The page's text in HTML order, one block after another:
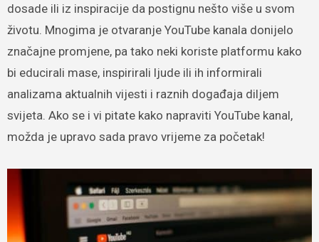
dosade ili iz inspiracije da postignu nešto više u svom
životu. Mnogima je otvaranje YouTube kanala donijelo
značajne promjene, pa tako neki koriste platformu kako
bi educirali mase, inspirirali ljude ili ih informirali
analizama aktualnih vijesti i raznih događaja diljem
svijeta. Ako se i vi pitate kako napraviti YouTube kanal,
možda je upravo sada pravo vrijeme za početak!